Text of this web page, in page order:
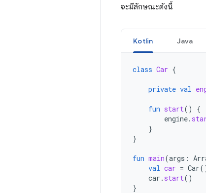
จะมีลักษณะดังนี้
Kotlin Java
class Car {
private val
fun start()
{
engine.
}
}
fun main(args :
val car = Car
car . start()
}